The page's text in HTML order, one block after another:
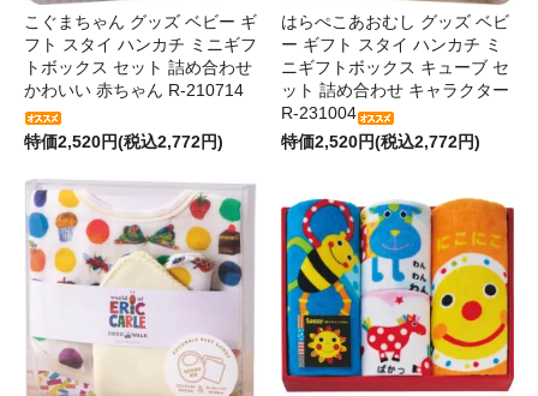
こぐまちゃん グッズ ベビー ギ
フト スタイ ハンカチ ミニギフ
トボックス セット 詰め合わせ
かわいい 赤ちゃん R-210714
特価2,520円(税込2,772円)
はらぺこあおむし グッズ ベビ
ー ギフト スタイ ハンカチ ミ
ニギフトボックス キューブ セ
ット 詰め合わせ キャラクター
R-231004
特価2,520円(税込2,772円)